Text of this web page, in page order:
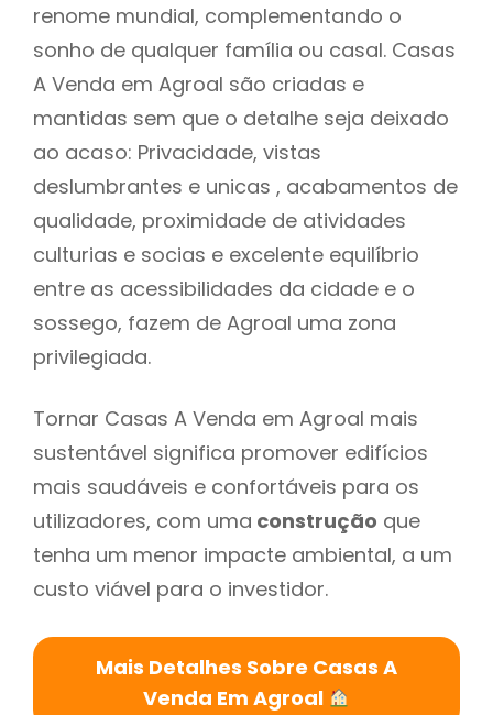
renome mundial, complementando o
sonho de qualquer família ou casal. Casas
A Venda em Agroal são criadas e
mantidas sem que o detalhe seja deixado
ao acaso: Privacidade, vistas
deslumbrantes e unicas , acabamentos de
qualidade, proximidade de atividades
culturias e socias e excelente equilíbrio
entre as acessibilidades da cidade e o
sossego, fazem de Agroal uma zona
privilegiada.
Tornar Casas A Venda em Agroal mais
sustentável significa promover edifícios
mais saudáveis e confortáveis para os
utilizadores, com uma construção que
tenha um menor impacte ambiental, a um
custo viável para o investidor.
Mais Detalhes Sobre Casas A
Venda Em Agroal